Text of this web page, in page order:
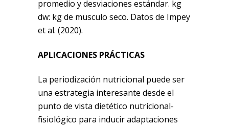
promedio y desviaciones estándar. kg
dw: kg de musculo seco. Datos de Impey
et al. (2020).
APLICACIONES PRÁCTICAS
La periodización nutricional puede ser
una estrategia interesante desde el
punto de vista dietético nutricional-
fisiológico para inducir adaptaciones